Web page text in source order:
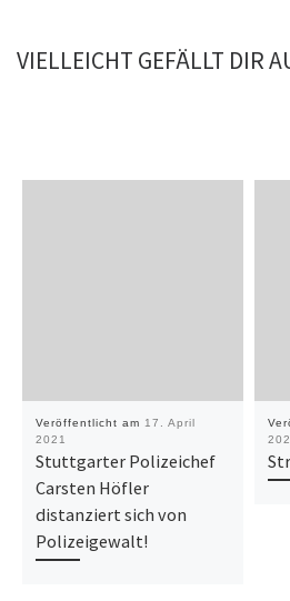
VIELLEICHT GEFÄLLT DIR
Veröffentlicht am 17. April
2021
Stuttgarter Polizeichef
Carsten Höfler
distanziert sich von
Polizeigewalt!